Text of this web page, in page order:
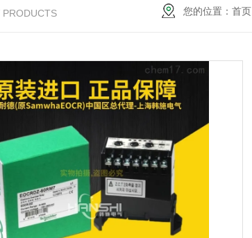
PRODUCTS 您的位置：首页